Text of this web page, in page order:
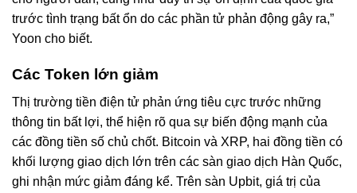
trước tình trạng bất ổn do các phần tử phản động gây ra,”
Yoon cho biết.
Các Token lớn giảm
Thị trường tiền điện tử phản ứng tiêu cực trước những
thông tin bất lợi, thể hiện rõ qua sự biến động mạnh của
các đồng tiền số chủ chốt. Bitcoin và XRP, hai đồng tiền có
khối lượng giao dịch lớn trên các sàn giao dịch Hàn Quốc,
ghi nhận mức giảm đáng kể. Trên sàn Upbit, giá trị của